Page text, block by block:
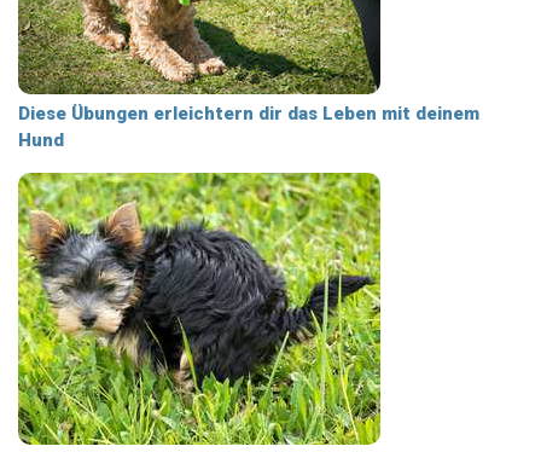
Diese Übungen erleichtern dir das Leben mit deinem
Hund